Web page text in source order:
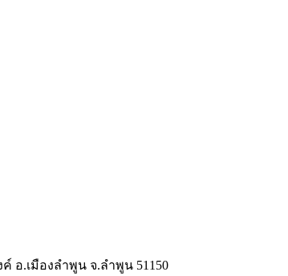
ค์ อ.เมืองลำพูน จ.ลำพูน 51150